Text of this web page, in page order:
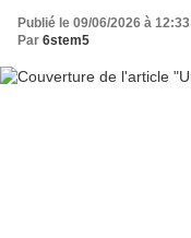
Publié le 09/06/2026 à 12:33
Par 6stem5